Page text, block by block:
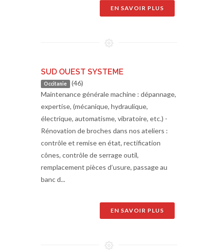
EN SAVOIR PLUS
SUD OUEST SYSTEME
Occitanie (46)
Maintenance générale machine : dépannage,
expertise, (mécanique, hydraulique,
électrique, automatisme, vibratoire, etc.) -
Rénovation de broches dans nos ateliers :
contrôle et remise en état, rectification
cônes, contrôle de serrage outil,
remplacement pièces d’usure, passage au
banc d...
EN SAVOIR PLUS